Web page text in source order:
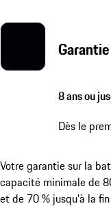
8 ans ou
Dès le
Votre garantie sur la
capacité minimale de
et de 70 % jusqu'à la